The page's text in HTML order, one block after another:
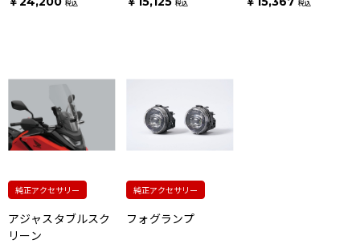
税込 税込 税込
純正アクセサリー
アジャスタブルスク
リーン
純正アクセサリー
フォグランプ